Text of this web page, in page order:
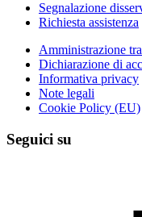
Segnalazione
Richiesta assistenza
Amministrazione
Dichiarazione di
Informativa privacy
Note legali
Cookie Policy (EU)
Seguici su